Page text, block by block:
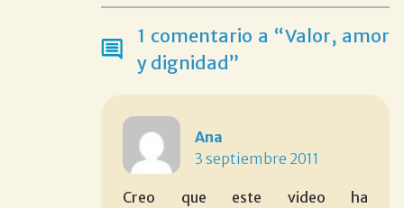
1 comentario a “Valor, amor
y dignidad”
Ana
3 septiembre 2011
Creo que este video ha